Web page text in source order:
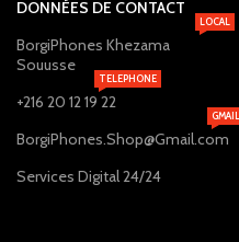
DONNÉES DE CONTACT
BorgiPhones Khezama
Souusse
LOCAL
+216 20 12 19 22
TELEPHONE
BorgiPhones.Shop@Gmail.com
GMAIL
Services Digital 24/24